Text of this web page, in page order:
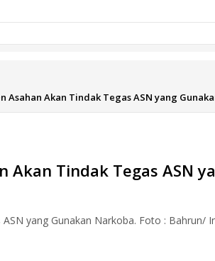
Asahan Akan Tindak Tegas ASN yang
Tindak Tegas ASN
yang Gunakan Narkoba. Foto : Bahrun/